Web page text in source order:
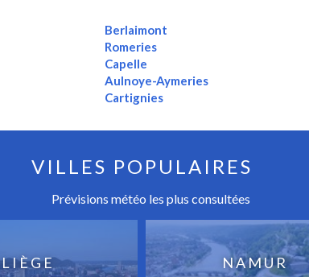
Berlaimont
Romeries
Capelle
Aulnoye-Aymeries
Cartignies
VILLES POPULAIRES
Prévisions météo les plus consultées
LIÈGE NAMUR